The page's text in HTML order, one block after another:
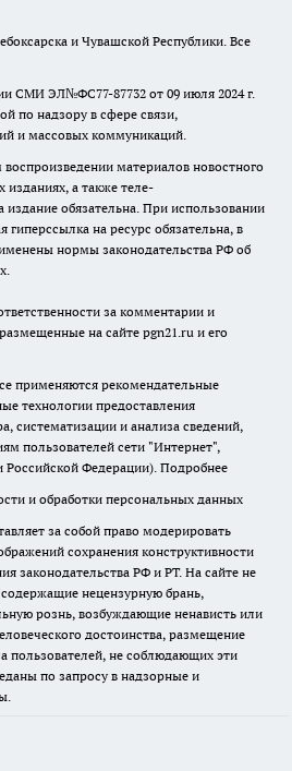
и Чувашской Республики. Все
СМИ ЭЛ№ФС77-87732 от 09 июля 2024 г.
по надзору в сфере связи,
и массовых коммуникаций.
материалов новостного
изданиях, а также теле-
обязательна. При использовании
на ресурс обязательна, в
нормы законодательства РФ об
за комментарии и
на сайте pgn21.ru и его
применяются рекомендательные
технологии предоставления
систематизации и анализа сведений,
пользователей сети "Интернет",
Российской Федерации). Подробнее
и обработки персональных данных
за собой право модерировать
сохранения конструктивности
законодательства РФ и РТ. На сайте не
нецензурную брань,
рознь, возбуждающие ненависть или
достоинства, размещение
пользователей, не соблюдающих эти
по запросу в надзорные и